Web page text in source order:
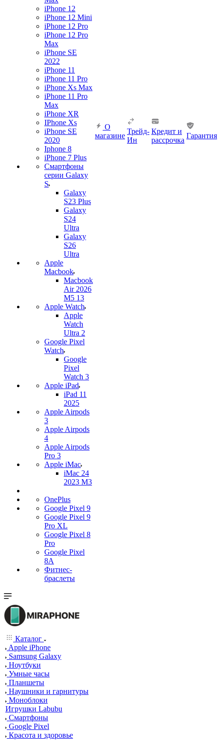
iPhone 12
iPhone 12 Mini
iPhone 12 Pro
iPhone 12 Pro
Max
iPhone SE
2022
iPhone 11
iPhone 11 Pro
iPhone Xs Max
iPhone 11 Pro
Max
iPhone XR
IPhone Xs
iPhone SE
2020
Iphone 8
iPhone 7 Plus
Смартфоны
серии Galaxy
S
Galaxy
S23 Plus
Galaxy
S24
Ultra
Galaxy
S26
Ultra
Apple
Macbook
Macbook
Air 2026
M5 13
Apple Watch
Apple
Watch
Ultra 2
Google Pixel
Watch
Google
Pixel
Watch 3
Apple iPad
iPad 11
2025
Apple Airpods
3
Apple Airpods
4
Apple Airpods
Pro 3
Apple iMac
iMac 24
2023 M3
OnePlus
Google Pixel 9
Google Pixel 9
Pro XL
Google Pixel 8
Pro
Google Pixel
8A
Фитнес-
браслеты
О
магазине
Трейд-
Ин
Кредит и
рассрочка
Гарантия
Каталог
Apple iPhone
Samsung Galaxy
Ноутбуки
Умные часы
Планшеты
Наушники и гарнитуры
Моноблоки
Игрушки Labubu
Смартфоны
Google Pixel
Красота и здоровье